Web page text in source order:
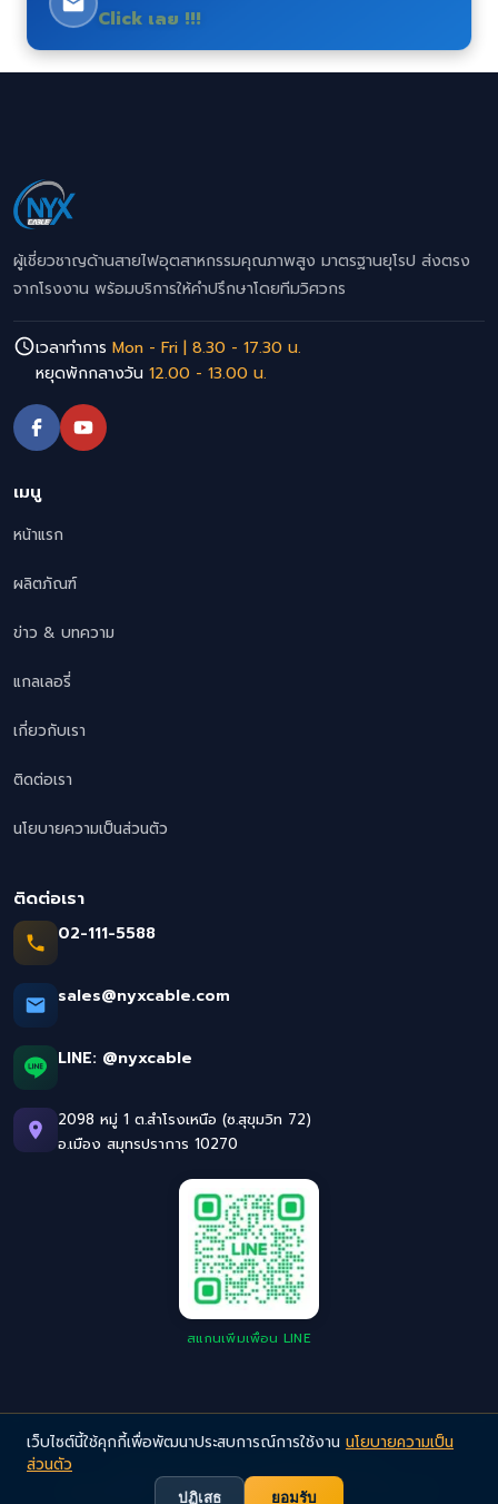
Click เลย !!!
ผู้เชี่ยวชาญด้านสายไฟอุตสาหกรรมคุณภาพสูง มาตรฐานยุโรป ส่งตรง
จากโรงงาน พร้อมบริการให้คำปรึกษาโดยทีมวิศวกร
เวลาทำการ Mon - Fri | 8.30 - 17.30 น.
หยุดพักกลางวัน 12.00 - 13.00 น.
เมนู
หน้าแรก
ผลิตภัณฑ์
ข่าว & บทความ
แกลเลอรี่
เกี่ยวกับเรา
ติดต่อเรา
นโยบายความเป็นส่วนตัว
ติดต่อเรา
02-111-5588
sales@nyxcable.com
LINE: @nyxcable
2098 หมู่ 1 ต.สำโรงเหนือ (ซ.สุขุมวิท 72)
อ.เมือง สมุทรปราการ 10270
สแกนเพิ่มเพื่อน LINE
· สายไฟอุตสาหกรรมคุณภาพสูง มาตรฐานยุโรป
เว็บไซต์นี้ใช้คุกกี้เพื่อพัฒนาประสบการณ์การใช้งาน นโยบายความเป็น
ส่วนตัว
ปฏิเสธ ยอมรับ